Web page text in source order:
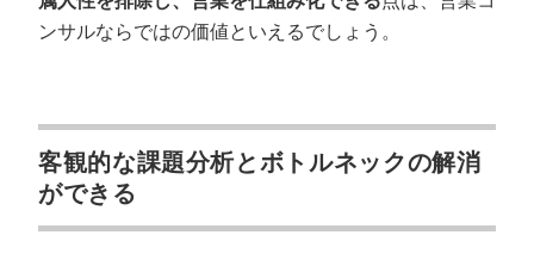
ンサルならではの価値といえるでしょう。
客観的な課題分析とボトルネックの解消
ができる